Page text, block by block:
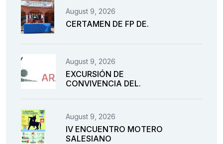
August 9, 2026
CERTAMEN DE FP DE.
August 9, 2026
EXCURSIÓN DE
CONVIVENCIA DEL.
August 9, 2026
IV ENCUENTRO MOTERO
SALESIANO